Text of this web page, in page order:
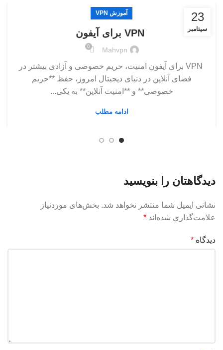
23
سپتامبر
آموزش VPN
Mahvpn
0
VPN برای آیفون امنیت، حریم خصوصی و آزادی بیشتر در
فضای آنلاین در دنیای دیجیتال امروز، حفظ **حریم
خصوصی** و **امنیت آنلاین** به یکی...
ادامه مطلب
دیدگاهتان را بنویسید
نشانی ایمیل شما منتشر نخواهد شد. بخش‌های موردنیاز
علامت‌گذاری شده‌اند *
دیدگاه *